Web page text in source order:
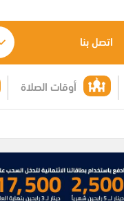
اتصل بنا
أوقات الصلاة